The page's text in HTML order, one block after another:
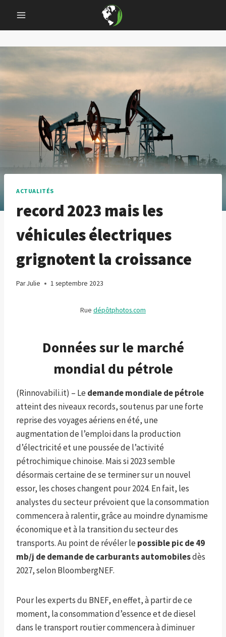
content
ACTUALITÉS
record 2023 mais les
véhicules électriques
grignotent la croissance
ParJulie 1 septembre 2023
Rue dépôtphotos.com
Données sur le marché
mondial du pétrole
(Rinnovabili.it) – Le demande mondiale de pétrole
atteint des niveaux records, soutenus par une forte
reprise des voyages aériens en été, une
augmentation de l’emploi dans la production
d’électricité et une poussée de l’activité
pétrochimique chinoise. Mais si 2023 semble
désormais certaine de se terminer sur un nouvel
essor, les choses changent pour 2024. En fait, les
analystes du secteur prévoient que la consommation
commencera à ralentir, grâce au moindre dynamisme
économique et à la transition du secteur des
transports. Au point de révéler le possible pic de 49
mb/j de demande de carburants automobilesdès
2027, selon BloombergNEF.
Pour les experts du BNEF, en effet, à partir de ce
moment, la consommation d’essence et de diesel
dans le transport routier commencera à diminuer